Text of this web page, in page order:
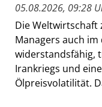
05.08.2026, 09:28
Die Weltwirtschaft
Managers auch
widerstandsfähig,
Irankriegs und
Ölpreisvolatilität.